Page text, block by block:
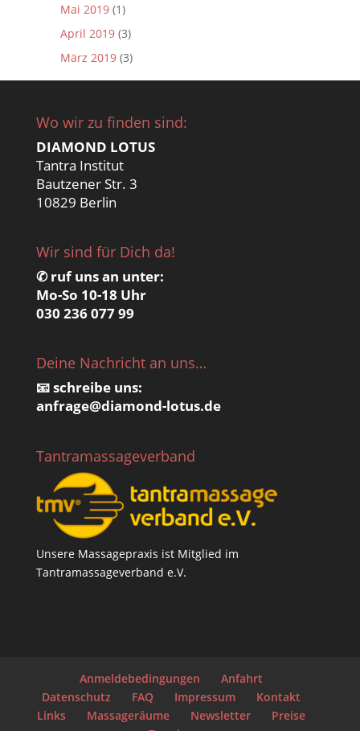
Mai 2019(1)
April 2019(3)
März 2019(3)
Wo wir zu finden sind:
DIAMOND LOTUS
Tantra Institut
Bautzener Str. 3
10829 Berlin
Wir sind für Dich da!
✆ ruf uns an unter:
Mo-So 10-18 Uhr
030 236 077 99
Deine Nachricht an uns…
📧 schreibe uns:
anfrage@diamond-lotus.de
Tantramassageverband
Unsere Massagepraxis ist Mitglied im
Tantramassageverband e.V.
Anmeldebedingungen
Anfahrt
Datenschutz
FAQ Impressum
Kontakt
Links
Massageräume Newsletter
Preise